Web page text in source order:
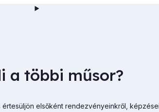
a többi műsor?
elsőként rendezvényeinkről,